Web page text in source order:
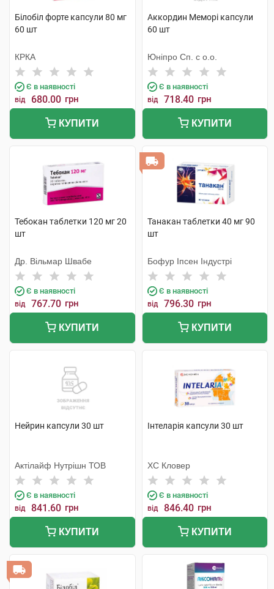
Білобіл форте капсули 80 мг
60 шт
КРКА
Є в наявності
від 680.00 грн
КУПИТИ
Аккордин Меморі капсули
60 шт
Юніпро Сп. с о.о.
Є в наявності
від 718.40 грн
КУПИТИ
Тебокан таблетки 120 мг 20
шт
Др. Вільмар Швабе
Є в наявності
від 767.70 грн
КУПИТИ
Танакан таблетки 40 мг 90
шт
Бофур Іпсен Індустрі
Є в наявності
від 796.30 грн
КУПИТИ
Нейрин капсули 30 шт
Актілайф Нутрішн ТОВ
Є в наявності
від 841.60 грн
КУПИТИ
Інтеларія капсули 30 шт
ХС Кловер
Є в наявності
від 846.40 грн
КУПИТИ